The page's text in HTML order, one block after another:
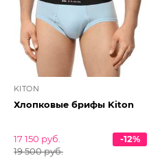
KITON
Хлопковые брифы Kiton
17 150 руб.
19 500 руб.
-12%